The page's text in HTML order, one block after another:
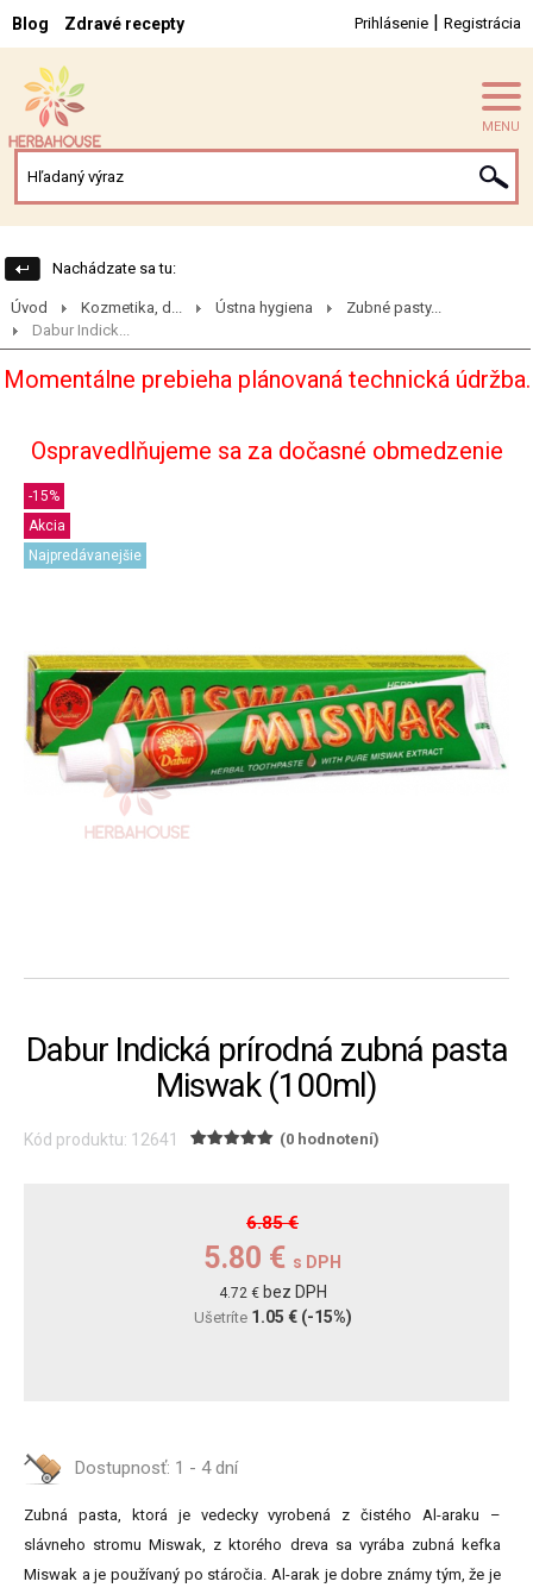
Blog Zdravé recepty Prihlásenie | Registrácia
MENU
Nachádzate sa tu:
Úvod Kozmetika, d... Ústna hygiena
Zubné pasty...
Dabur Indick...
Momentálne prebieha plánovaná technická údržba.
Ospravedlňujeme sa za dočasné obmedzenie
-15%
Akcia
Najpredávanejšie
Dabur Indická prírodná zubná pasta
Miswak (100ml)
Kód produktu: 12641 (0 hodnotení)
6.85 €
5.80 € s DPH
4.72 € bez DPH
Ušetríte 1.05 € (-15%)
Dostupnosť: 1 - 4 dní
Zubná pasta, ktorá je vedecky vyrobená z čistého Al-araku –
slávneho stromu Miswak, z ktorého dreva sa vyrába zubná kefka
Miswak a je používaný po stáročia. Al-arak je dobre známy tým, že je